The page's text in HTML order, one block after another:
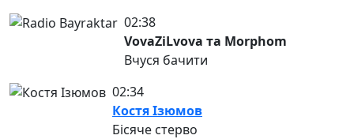
02:38
VovaZiLvova та Morphom
Вчуся бачити
02:34
Костя Ізюмов
Бісяче стерво